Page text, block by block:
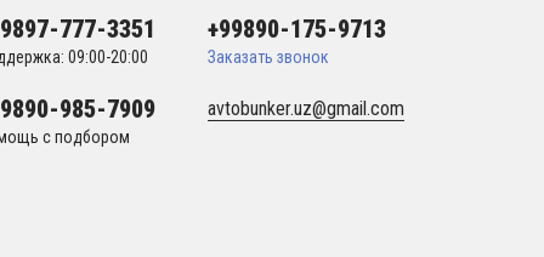
777-3351
09:00-20:00
+99890-175-9713
Заказать звонок
985-7909
с подбором
avtobunker.uz@gmail.com